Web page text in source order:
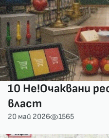
10 Не!Очаквани
власт
20 май 2026 1565